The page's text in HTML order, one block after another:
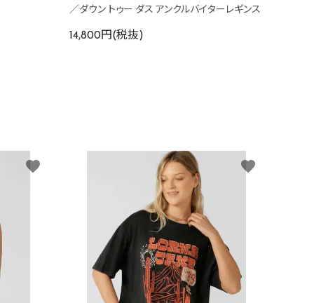
／ダウン トゥー ダス アンクルバイターレギンス
14,800円(税抜)
favorite favorite